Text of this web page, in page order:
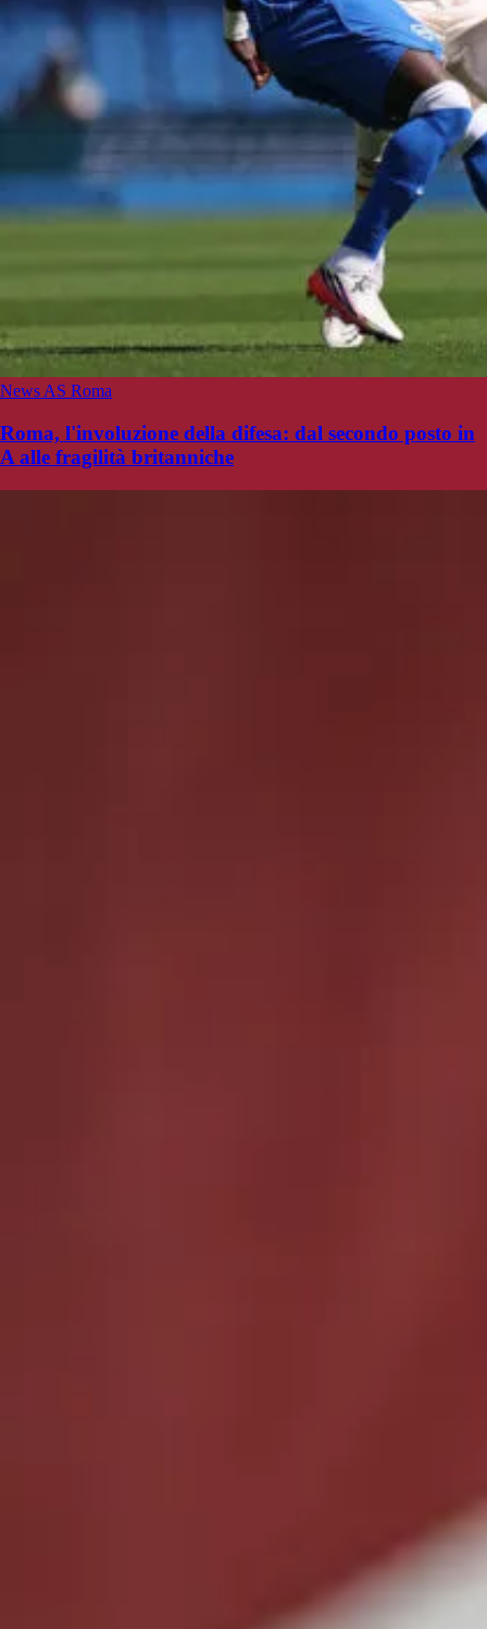
News AS Roma
Roma, l'involuzione della difesa: dal secondo posto in
A alle fragilità britanniche